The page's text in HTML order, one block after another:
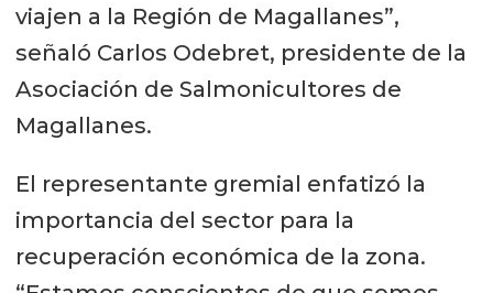
viajen a la Región de Magallanes”,
señaló Carlos Odebret, presidente de la
Asociación de Salmonicultores de
Magallanes.
El representante gremial enfatizó la
importancia del sector para la
recuperación económica de la zona.